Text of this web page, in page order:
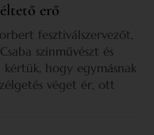
erő
fesztiválszervezőt,
színművészt és
hogy egymásnak
véget ér, ott